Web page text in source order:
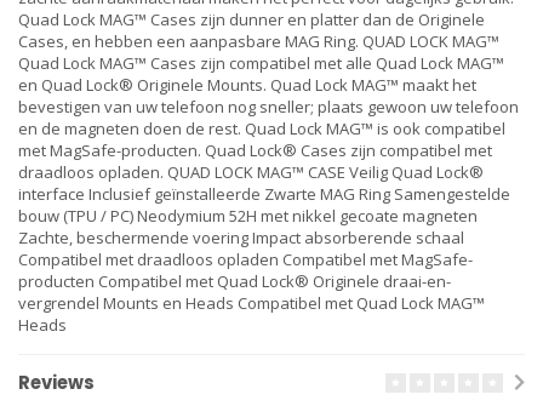
Quad Lock MAG™ Cases zijn dunner en platter dan de Originele
Cases, en hebben een aanpasbare MAG Ring. QUAD LOCK MAG™
Quad Lock MAG™ Cases zijn compatibel met alle Quad Lock MAG™
en Quad Lock® Originele Mounts. Quad Lock MAG™ maakt het
bevestigen van uw telefoon nog sneller; plaats gewoon uw telefoon
en de magneten doen de rest. Quad Lock MAG™ is ook compatibel
met MagSafe-producten. Quad Lock® Cases zijn compatibel met
draadloos opladen. QUAD LOCK MAG™ CASE Veilig Quad Lock®
interface Inclusief geïnstalleerde Zwarte MAG Ring Samengestelde
bouw (TPU / PC) Neodymium 52H met nikkel gecoate magneten
Zachte, beschermende voering Impact absorberende schaal
Compatibel met draadloos opladen Compatibel met MagSafe-
producten Compatibel met Quad Lock® Originele draai-en-
vergrendel Mounts en Heads Compatibel met Quad Lock MAG™
Heads
Reviews